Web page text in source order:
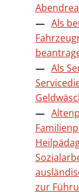
Als
Als
zur